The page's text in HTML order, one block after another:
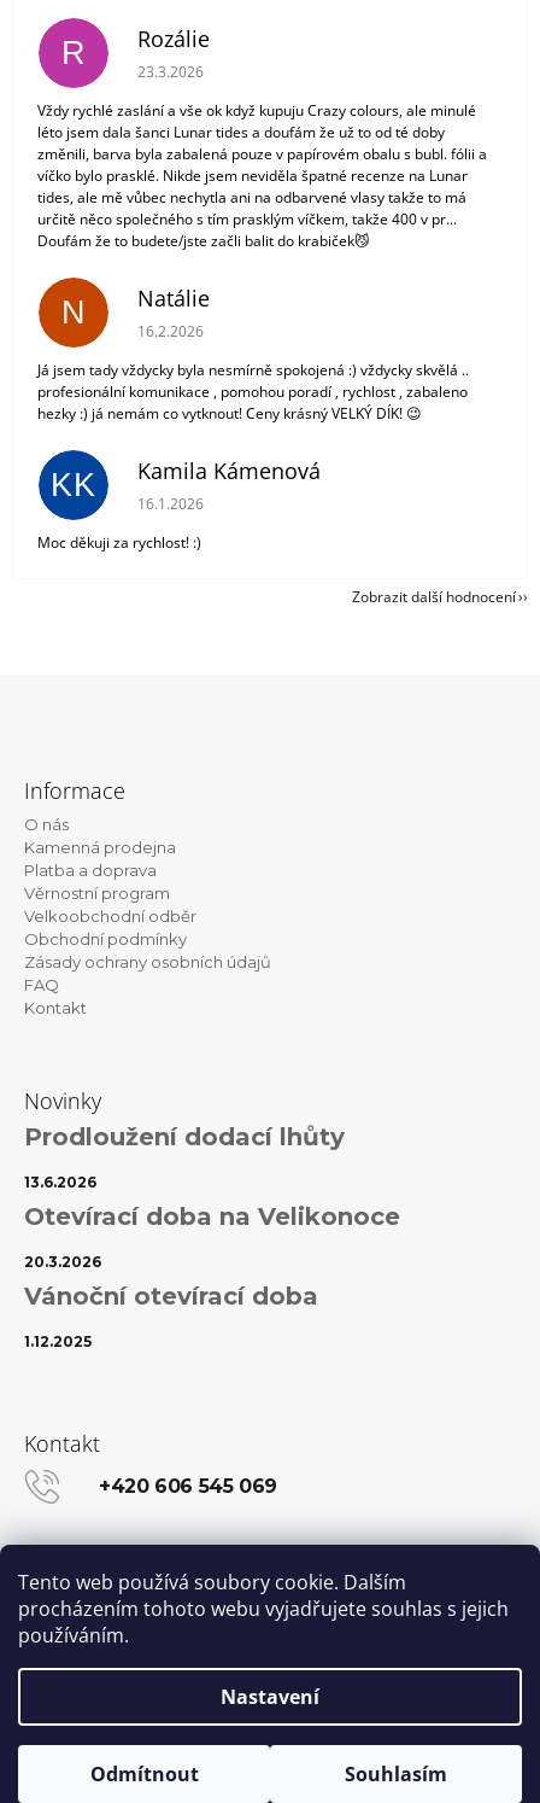
Tento web používá soubory cookie. Dalším
procházením tohoto webu vyjadřujete souhlas s jejich
používáním.
Nastavení
Odmítnout Souhlasím
R Rozálie
Hodnocení obchodu je 3 z 5 hvězdiček.
23.3.2026
Vždy rychlé zaslání a vše ok když kupuju Crazy colours, ale minulé
léto jsem dala šanci Lunar tides a doufám že už to od té doby
změnili, barva byla zabalená pouze v papírovém obalu s bubl. fólii a
víčko bylo prasklé. Nikde jsem neviděla špatné recenze na Lunar
tides, ale mě vůbec nechytla ani na odbarvené vlasy takže to má
určitě něco společného s tím prasklým víčkem, takže 400 v pr...
Doufám že to budete/jste začli balit do krabiček😼
N Natálie
Hodnocení obchodu je 5 z 5 hvězdiček.
16.2.2026
Já jsem tady vždycky byla nesmírně spokojená :) vždycky skvělá ..
profesionální komunikace , pomohou poradí , rychlost , zabaleno
hezky :) já nemám co vytknout! Ceny krásný VELKÝ DÍK! 😉
KK Kamila Kámenová
Hodnocení obchodu je 5 z 5 hvězdiček.
16.1.2026
Moc děkuji za rychlost! :)
Zobrazit další hodnocení
Informace
O nás
Kamenná prodejna
Platba a doprava
Věrnostní program
Velkoobchodní odběr
Obchodní podmínky
Zásady ochrany osobních údajů
FAQ
Kontakt
Novinky
Prodloužení dodací lhůty
13.6.2026
Otevírací doba na Velikonoce
20.3.2026
Vánoční otevírací doba
1.12.2025
Kontakt
+420 606 545 069
Vytvořil Shoptet
© 2026 Kanekalon-STORE.cz. Všechna práva
vyhrazena.Upravit nastavení cookies